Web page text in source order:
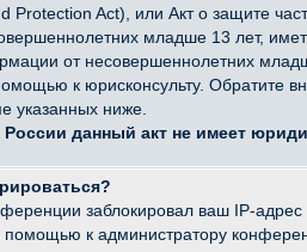
Protection Act), или Акт о защите
младше 13 лет,
от несовершеннолетних
к юрисконсульту. Обратите
указанных ниже.
данный акт не имеет
заблокировал ваш IP-
помощью к администратору